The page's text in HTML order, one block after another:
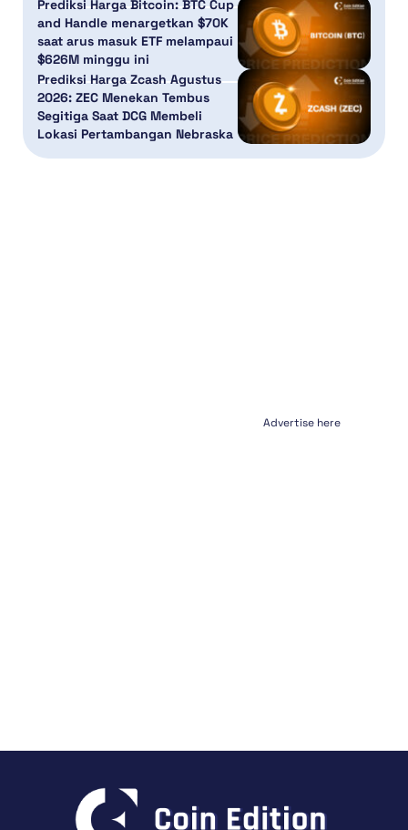
Prediksi Harga Bitcoin: BTC Cup
and Handle menargetkan $70K
saat arus masuk ETF melampaui
$626M minggu ini
Prediksi Harga Zcash Agustus
2026: ZEC Menekan Tembus
Segitiga Saat DCG Membeli
Lokasi Pertambangan Nebraska
Advertise here